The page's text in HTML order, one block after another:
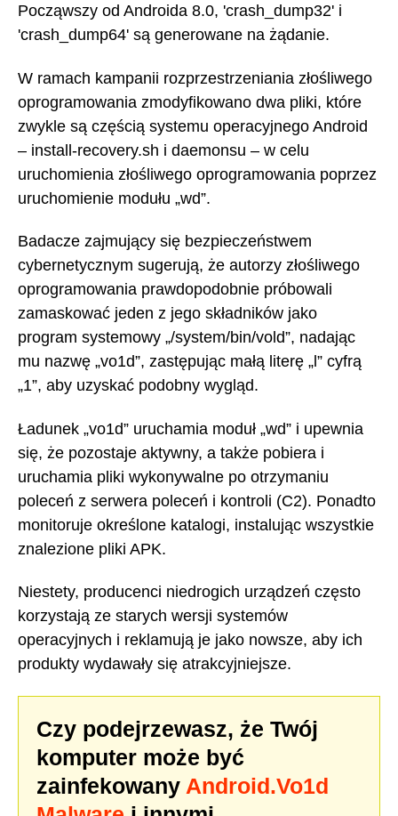
Począwszy od Androida 8.0, 'crash_dump32' i
'crash_dump64' są generowane na żądanie.
W ramach kampanii rozprzestrzeniania złośliwego
oprogramowania zmodyfikowano dwa pliki, które
zwykle są częścią systemu operacyjnego Android
– install-recovery.sh i daemonsu – w celu
uruchomienia złośliwego oprogramowania poprzez
uruchomienie modułu „wd”.
Badacze zajmujący się bezpieczeństwem
cybernetycznym sugerują, że autorzy złośliwego
oprogramowania prawdopodobnie próbowali
zamaskować jeden z jego składników jako
program systemowy „/system/bin/vold”, nadając
mu nazwę „vo1d”, zastępując małą literę „l” cyfrą
„1”, aby uzyskać podobny wygląd.
Ładunek „vo1d” uruchamia moduł „wd” i upewnia
się, że pozostaje aktywny, a także pobiera i
uruchamia pliki wykonywalne po otrzymaniu
poleceń z serwera poleceń i kontroli (C2). Ponadto
monitoruje określone katalogi, instalując wszystkie
znalezione pliki APK.
Niestety, producenci niedrogich urządzeń często
korzystają ze starych wersji systemów
operacyjnych i reklamują je jako nowsze, aby ich
produkty wydawały się atrakcyjniejsze.
Czy podejrzewasz, że Twój
komputer może być
zainfekowany Android.Vo1d